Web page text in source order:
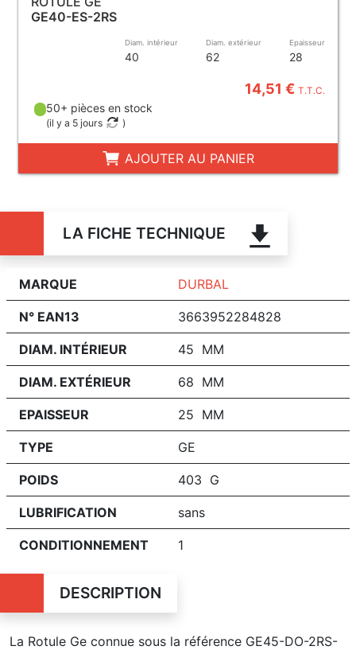
GE40-ES-2RS
Diam. intérieur
40
Diam. extérieur
62
Epaisseur
28
14,51 €T.T.C.
50+ pièces en stock
(il y a 5 jours )
AJOUTER AU PANIER
LA FICHE TECHNIQUE
MARQUE DURBAL
N° EAN13 3663952284828
DIAM. INTÉRIEUR 45 MM
DIAM. EXTÉRIEUR 68 MM
EPAISSEUR 25 MM
TYPE GE
POIDS 403 G
LUBRIFICATION sans
CONDITIONNEMENT 1
DESCRIPTION
La Rotule Ge connue sous la référence GE45-DO-2RS-